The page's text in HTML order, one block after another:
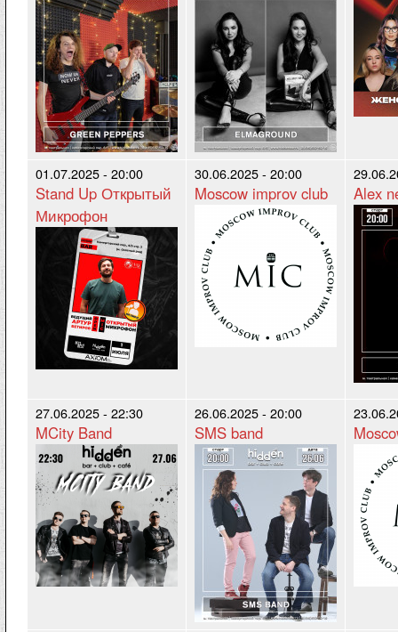
01.07.2025 - 20:00
Stand Up Открытый
Микрофон
30.06.2025 - 20:00
Moscow improv club Alex
27.06.2025 - 22:30
MCity Band
26.06.2025 - 20:00
SMS band